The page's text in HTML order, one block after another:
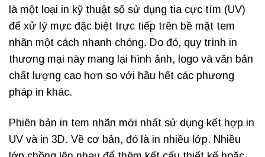
là một loại in kỹ thuật số sử dụng tia cực tím (UV)
để xử lý mực đặc biệt trực tiếp trên bề mặt tem
nhãn một cách nhanh chóng. Do đó, quy trình in
thương mại này mang lại hình ảnh, logo và văn bản
chất lượng cao hơn so với hầu hết các phương
pháp in khác.
Phiên bản in tem nhãn mới nhất sử dụng kết hợp in
UV và in 3D. Về cơ bản, đó là in nhiều lớp. Nhiều